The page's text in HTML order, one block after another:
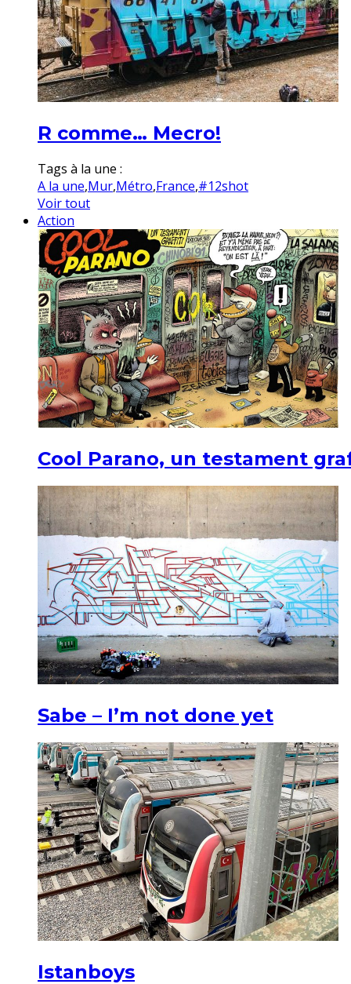
R comme… Mecro!
Tags à la une :
A la une,Mur,Métro,France,#12shot
Voir tout
Action
Cool Parano, un testament
Sabe – I’m not done yet
Istanboys